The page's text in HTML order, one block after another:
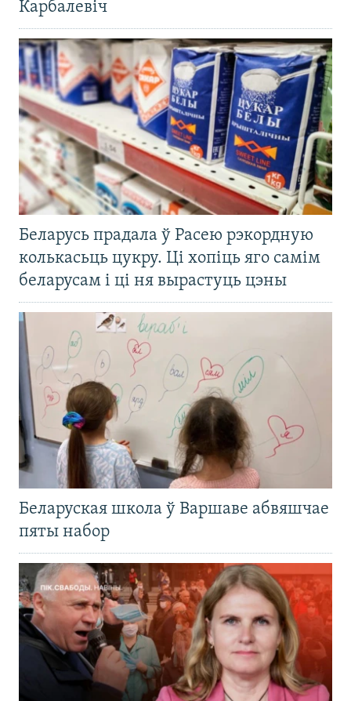
Карбалевіч
Беларусь прадала ў Расею рэкордную
колькасьць цукру. Ці хопіць яго самім
беларусам і ці ня вырастуць цэны
Беларуская школа ў Варшаве абвяшчае
пяты набор